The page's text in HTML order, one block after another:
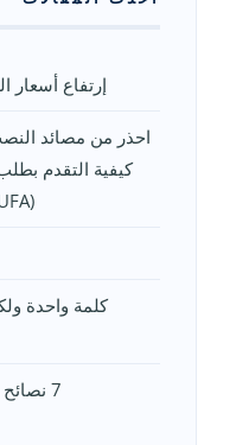
إرتفاع أسعار
احذر من مصائد
كيفية التقدم
(SCHUFA) الذاتي بشكل صحيح!
كلمة واحدة
7 نصائح من أجل مقابلة عمل ناجحة